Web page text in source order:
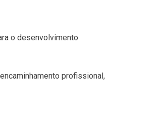
o desenvolvimento
profissional,